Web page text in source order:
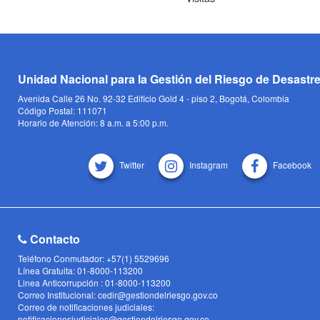
Unidad Nacional para la Gestión del Riesgo de
Avenida Calle 26 No. 92-32 Edificio Gold 4 - piso 2, Bogotá, Colombia
Código Postal: 111071
Horario de Atención: 8 a.m. a 5:00 p.m.
Twitter Instagram Facebook
Contacto
Teléfono Conmutador: +57(1) 5529696
Línea Gratuita: 01-8000-113200
Linea Anticorrupción : 01-8000-113200
Correo Institucional: cedir@gestiondelriesgo.gov.co
Correo de notificaciones judiciales: